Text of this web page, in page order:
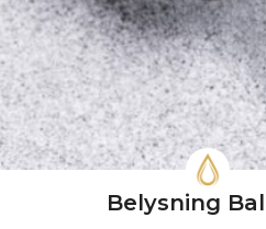
Belysning